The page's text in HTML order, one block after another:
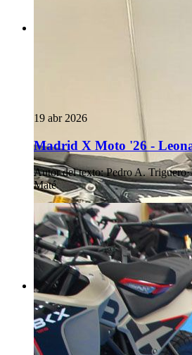
19 abr 2026
Madrid X Moto '26 -
Autor del texto: Pedro A. Triguero·
Maté